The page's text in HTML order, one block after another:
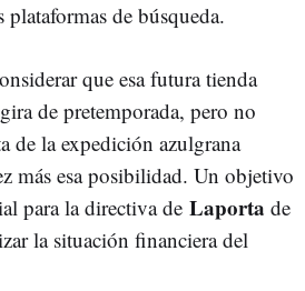
de búsqueda.
que esa futura tienda
de pretemporada, pero no
de la expedición azulgrana
más esa posibilidad. Un objetivo
para la directiva de Laporta de
la situación financiera del